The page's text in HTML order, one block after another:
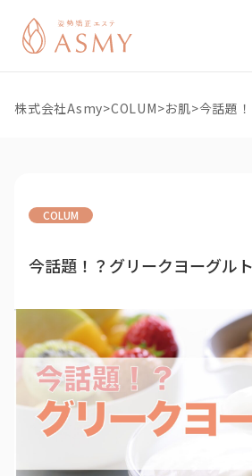
株式会社Asmy>COLUM>お肌>今話題
COLUM
今話題！？グリークヨーグル